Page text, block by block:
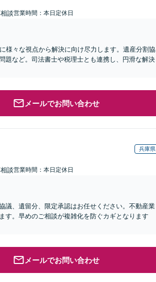
談営業時間：本日定休日
様々な視点から解決に向け尽力します。遺産分割協
題など。司法書士や税理士とも連携し、円滑な解決
メールでお問い合わせ
兵庫県
談営業時間：本日定休日
議、遺留分、限定承認はお任せください。不動産業
す。早めのご相談が複雑化を防ぐカギとなります
メールでお問い合わせ